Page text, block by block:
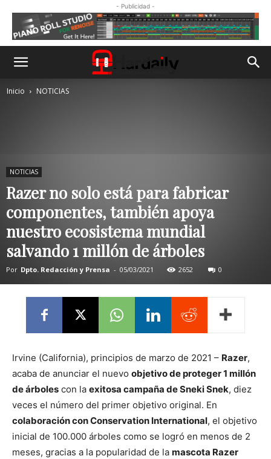
- Publicidad -
Inicio NOTICIAS
NOTICIAS
Razer no solo está para fabricar
componentes, también apoya
nuestro ecosistema mundial
salvando 1 millón de árboles
Por Dpto. Redacción y Prensa - 05/03/2021 2652 0
Irvine (California), principios de marzo de 2021 – Razer,
acaba de anunciar el nuevo objetivo de proteger 1 millón
de árboles con la exitosa campaña de Sneki Snek, diez
veces el número del primer objetivo original. En
colaboración con Conservation International, el objetivo
inicial de 100.000 árboles como se logró en menos de 2
meses, gracias a la popularidad de la mascota Razer